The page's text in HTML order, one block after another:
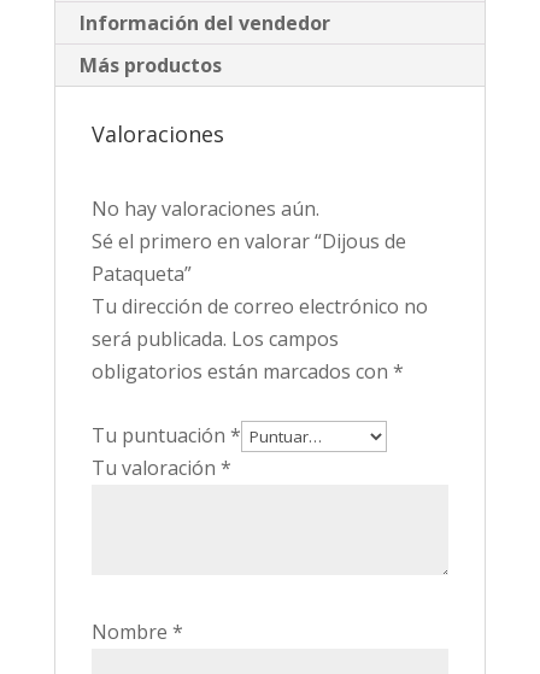
Información del vendedor
Más productos
Valoraciones
No hay valoraciones aún.
Sé el primero en valorar “Dijous de
Pataqueta”
Tu dirección de correo electrónico no
será publicada. Los campos
obligatorios están marcados con *
Tu puntuación *
Tu valoración *
Nombre *